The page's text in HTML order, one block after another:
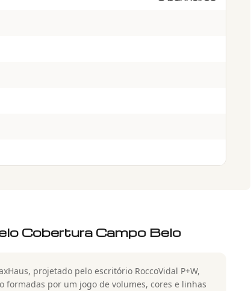
Cobertura Campo Belo
projetado pelo escritório RoccoVidal P+W,
formadas por um jogo de volumes, cores e linhas